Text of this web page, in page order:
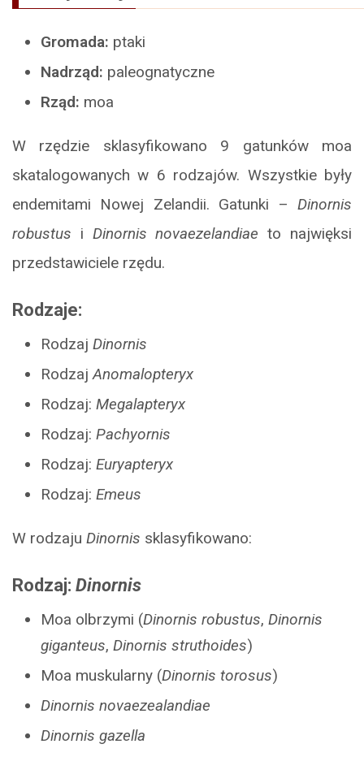
Gromada: ptaki
Nadrząd: paleognatyczne
Rząd: moa
W rzędzie sklasyfikowano 9 gatunków moa
skatalogowanych w 6 rodzajów. Wszystkie były
endemitami Nowej Zelandii. Gatunki – Dinornis
robustus i Dinornis novaezelandiaeto najwięksi
przedstawiciele rzędu.
Rodzaje:
Rodzaj Dinornis
RodzajAnomalopteryx
Rodzaj: Megalapteryx
Rodzaj: Pachyornis
Rodzaj: Euryapteryx
Rodzaj: Emeus
W rodzaju Dinornis sklasyfikowano:
Rodzaj: Dinornis
Moa olbrzymi (Dinornis robustus, Dinornis
giganteus, Dinornis struthoides)
Moa muskularny (Dinornis torosus)
Dinornis novaezealandiae
Dinornis gazella